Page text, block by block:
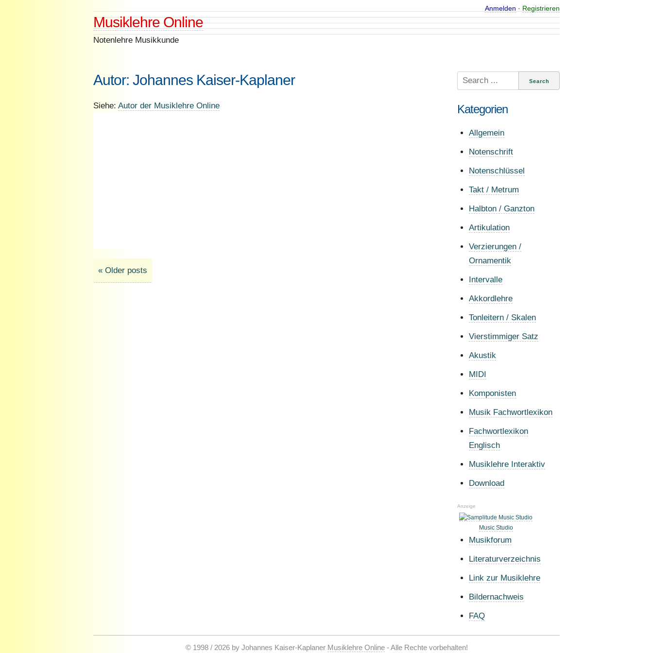
Musiklehre Online
Notenlehre Musikkunde
Anmelden · Registrieren
Autor: Johannes Kaiser-Kaplaner
Siehe: Autor der Musiklehre Online
Beitragsnavigation
« Older posts
Search
for:
Kategorien
Allgemein
Notenschrift
Notenschlüssel
Takt / Metrum
Halbton / Ganzton
Artikulation
Verzierungen /
Ornamentik
Intervalle
Akkordlehre
Tonleitern / Skalen
Vierstimmiger Satz
Akustik
MIDI
Komponisten
Musik Fachwortlexikon
Fachwortlexikon
Englisch
Musiklehre Interaktiv
Download
Anzeige
Music Studio
Musikforum
Literaturverzeichnis
Link zur Musiklehre
Bildernachweis
FAQ
© 1998 / 2026 by Johannes Kaiser-Kaplaner Musiklehre Online- Alle Rechte vorbehalten!